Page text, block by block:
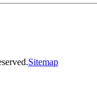
Sitemap